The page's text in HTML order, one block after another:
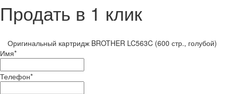
Продать в 1 клик
Оригинальный картридж BROTHER LC563C (600 стр., голубой)
Имя*
Телефон*